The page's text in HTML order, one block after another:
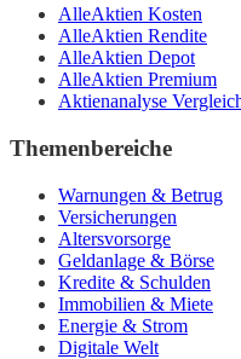
AlleAktien Kosten
AlleAktien Rendite
AlleAktien Depot
AlleAktien Premium
Aktienanalyse
Themenbereiche
Warnungen & Betrug
Versicherungen
Altersvorsorge
Geldanlage & Börse
Kredite & Schulden
Immobilien & Miete
Energie & Strom
Digitale Welt